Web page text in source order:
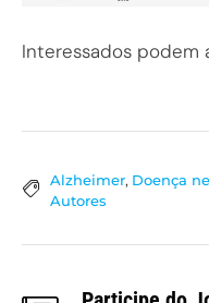
Interessados podem
Alzheimer, Doença
Autores